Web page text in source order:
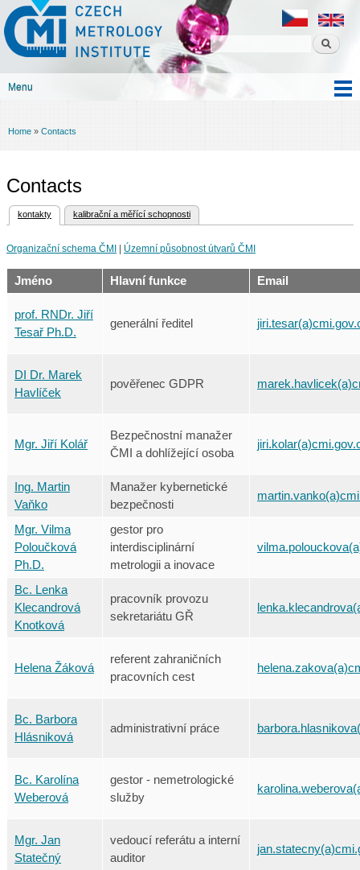
content
Czech
metrology
institute
Menu
You are here
Home » Contacts
Contacts
Primary tabs
kontakty
(active tab) kalibrační a měřící schopnosti
Organizační schema ČMI Územní působnost útvarů ČMI
Jméno Hlavní funkce Email
prof. RNDr. Jiří
Tesař Ph.D.
generální ředitel
DI Dr. Marek
Havlíček
pověřenec GDPR
Mgr. Jiří Kolář
Bezpečnostní manažer
ČMI a dohlížející osoba
Ing. Martin
Vaňko
Manažer kybernetické
bezpečnosti
Mgr. Vilma
Poloučková
Ph.D.
gestor pro
interdisciplinární
metrologii a inovace
Bc. Lenka
Klecandrová
Knotková
pracovník provozu
sekretariátu GŘ
Helena Žáková
referent zahraničních
pracovních cest
Bc. Barbora
Hlásniková
administrativní práce
Bc. Karolína
Weberová
gestor - nemetrologické
služby
Mgr. Jan
Statečný
vedoucí referátu a interní
auditor